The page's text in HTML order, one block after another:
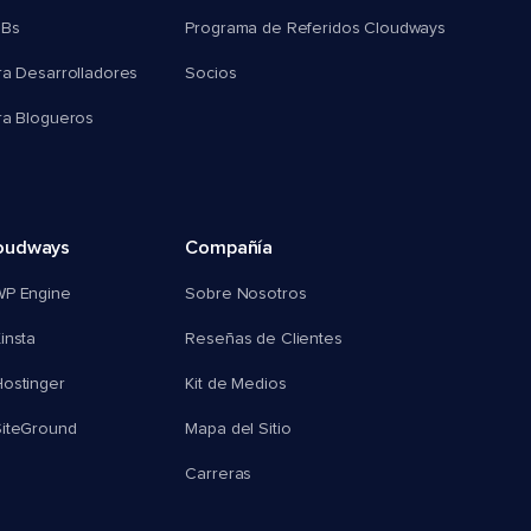
Desarrolladores
Blogueros
Programa de Referidos Cloudways
Socios
Engine
Compañía
Sobre Nosotros
Reseñas de Clientes
Kit de Medios
Mapa del Sitio
Carreras